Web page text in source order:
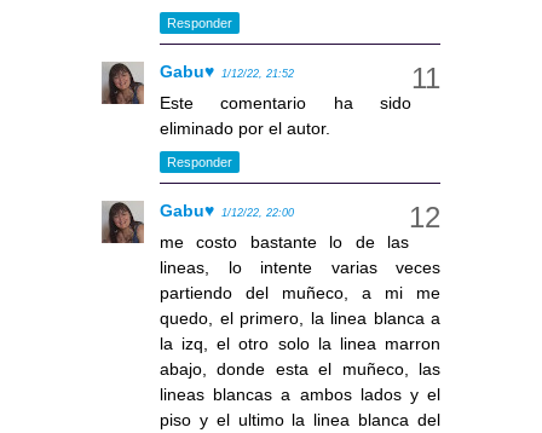
Responder
Gabu♥ 1/12/22, 21:52
Este comentario ha sido
eliminado por el autor.
Responder
Gabu♥ 1/12/22, 22:00
me costo bastante lo de las
lineas, lo intente varias veces
partiendo del muñeco, a mi me
quedo, el primero, la linea blanca a
la izq, el otro solo la linea marron
abajo, donde esta el muñeco, las
lineas blancas a ambos lados y el
piso y el ultimo la linea blanca del